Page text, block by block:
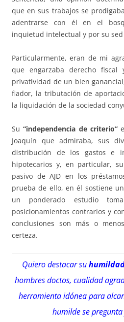
que en sus trabajos se
adentrarse con él en el
inquietud intelectual y por su
Particularmente, eran de mi
que engarzaba derecho
privatividad de un bien
fiador, la tributación de
la liquidación de la sociedad
Su“independencia de criterio”
Joaquín que admiraba, sus
distribución de los gastos e
hipotecarios y, en particular,
pasivo de AJD en los
prueba de ello, en él sostiene
un ponderado estudio
posicionamientos contrarios y
conclusiones son más o
certeza.
Quiero destacar su
hombres doctos, cualidad
herramienta idónea para
humilde se